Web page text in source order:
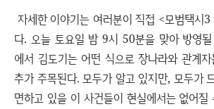
자세한 이야기는 여러분이 직접 <모범택시
다. 오늘 토요일 밤 9시 50분을 맞아 방영
에서 김도기는 어떤 식으로 장나라와 관계
추가 주목된다. 모두가 알고 있지만, 모두가
면하고 있을 이 사건들이 현실에서는 없어